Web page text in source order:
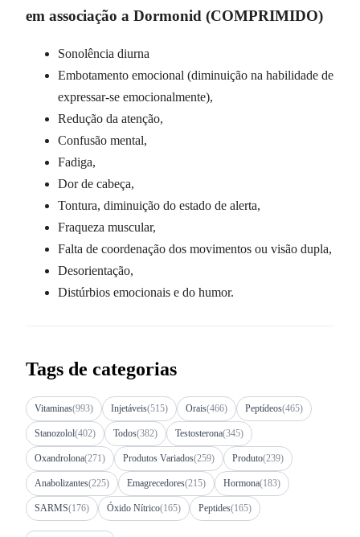
em associação a Dormonid (COMPRIMIDO)
Sonolência diurna
Embotamento emocional (diminuição na habilidade de
expressar-se emocionalmente),
Redução da atenção,
Confusão mental,
Fadiga,
Dor de cabeça,
Tontura, diminuição do estado de alerta,
Fraqueza muscular,
Falta de coordenação dos movimentos ou visão dupla,
Desorientação,
Distúrbios emocionais e do humor.
Tags de categorias
Vitaminas(993) Injetáveis(515) Orais(466) Peptídeos(465)
Stanozolol(402) Todos(382) Testosterona(345)
Oxandrolona(271) Produtos Variados(259) Produto(239)
Anabolizantes(225) Emagrecedores(215) Hormona(183)
SARMS(176) Óxido Nítrico(165) Peptides(165)